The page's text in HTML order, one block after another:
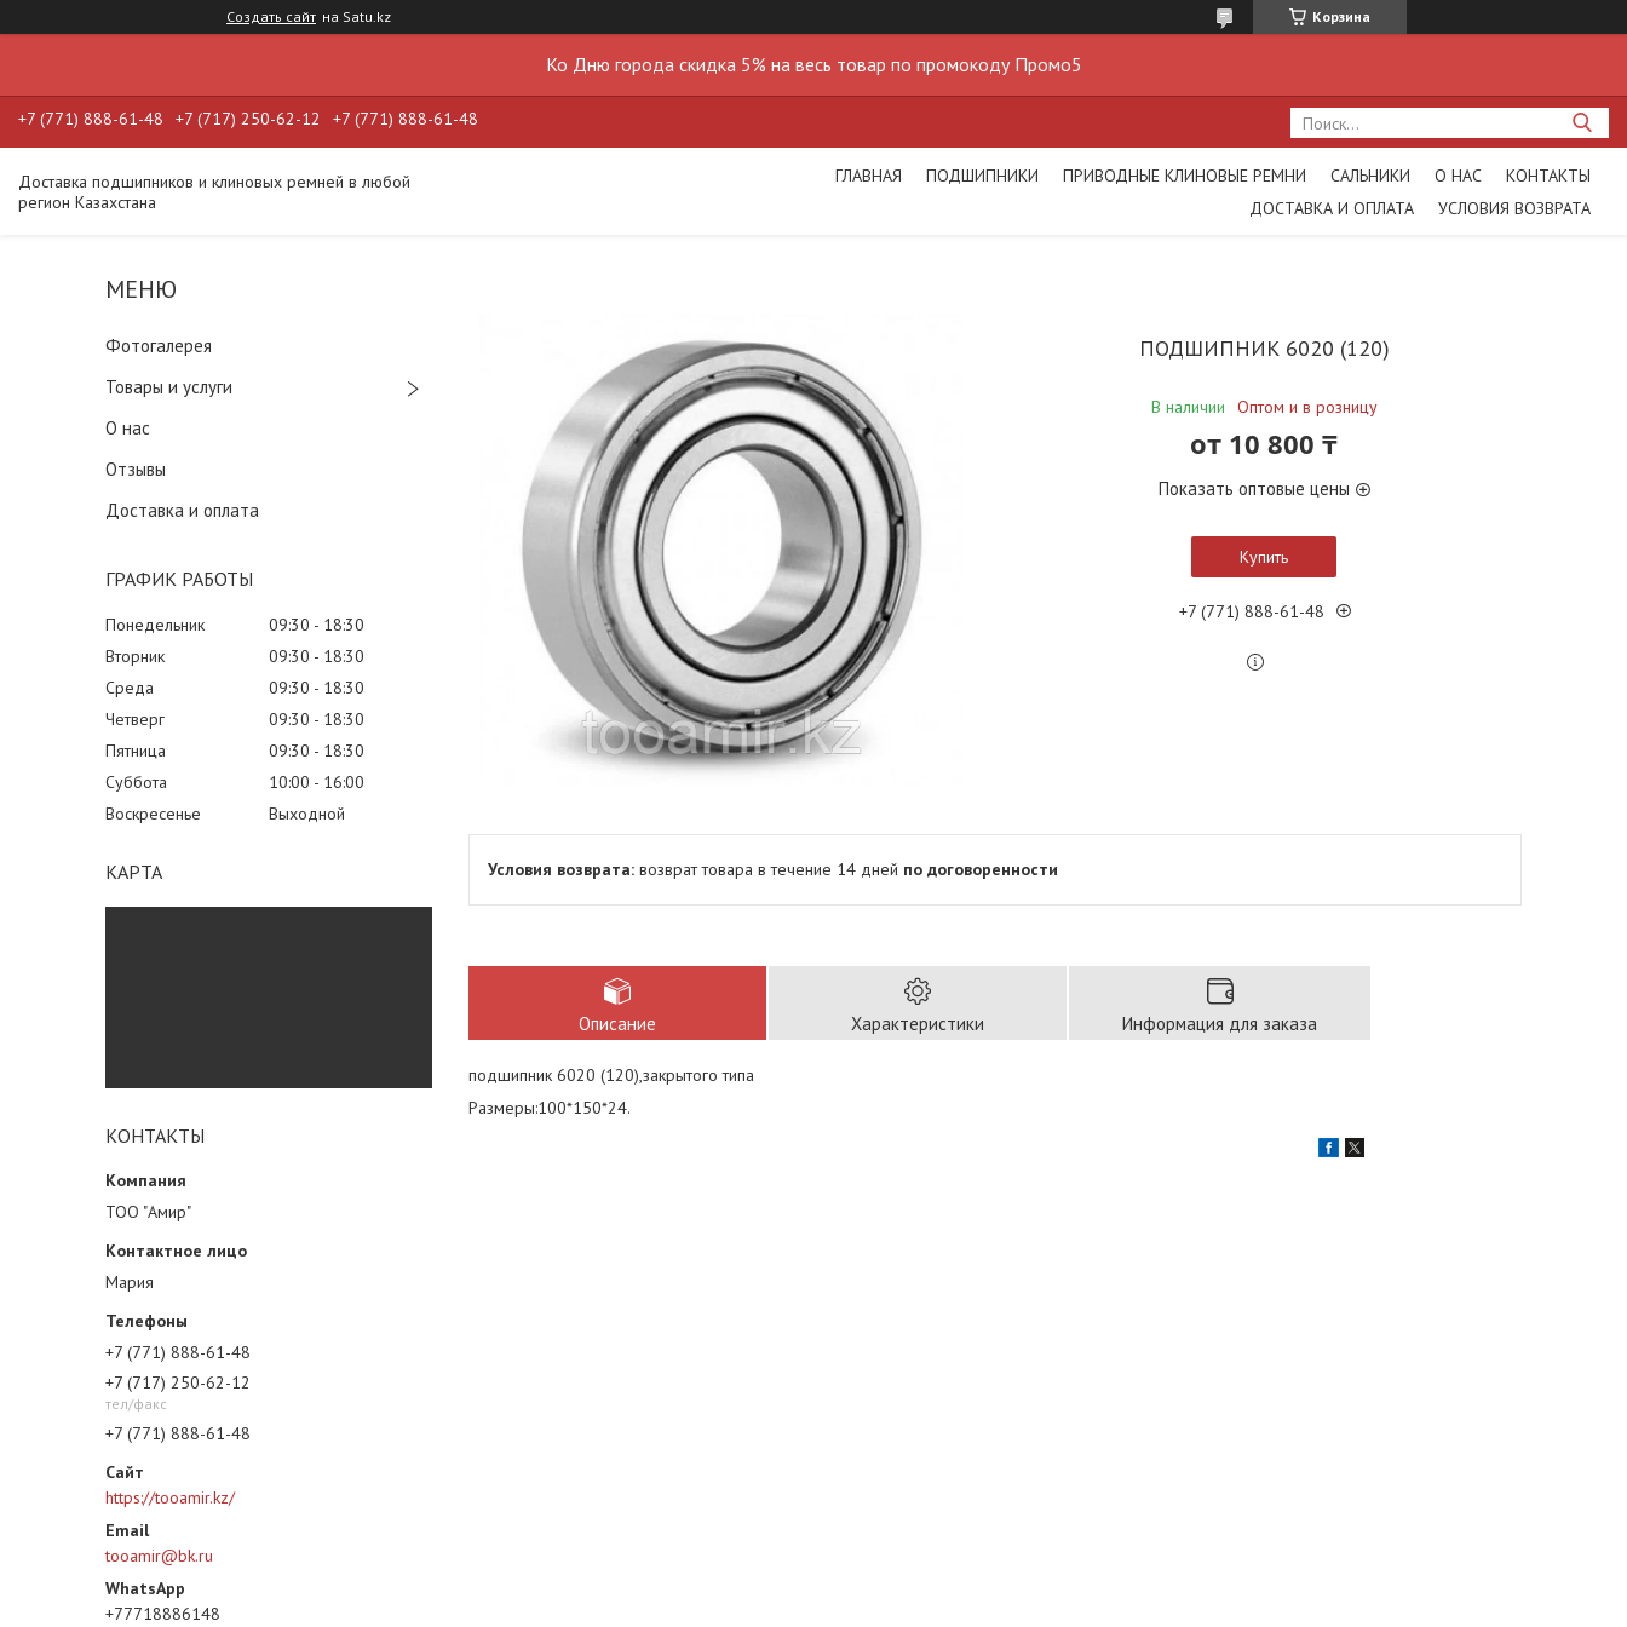
Создать сайт на Satu.kz Корзина
Ко Дню города скидка 5% на весь товар по промокоду Промо5
+7 (771) 888-61-48 +7 (717) 250-62-12 +7 (771) 888-61-48
Доставка подшипников и клиновых ремней в любой
регион Казахстана
ГЛАВНАЯ ПОДШИПНИКИ ПРИВОДНЫЕ КЛИНОВЫЕ РЕМНИ САЛЬНИКИ О НАС
КОНТАКТЫ
ДОСТАВКА И ОПЛАТА
УСЛОВИЯ ВОЗВРАТА
Фотогалерея
Товары и услуги
О нас
Отзывы
Доставка и оплата
ГРАФИК РАБОТЫ
Понедельник 09:30
18:30
Вторник
09:30
18:30
Среда
09:30
18:30
Четверг
09:30
18:30
Пятница
09:30
18:30
Суббота
10:00
16:00
Воскресенье
Выходной
КАРТА
КОНТАКТЫ
ТОО "Амир"
Мария
+7 (771) 888-61-48
+7 (717) 250-62-12
тел/факс
+7 (771) 888-61-48
https://tooamir.kz/
tooamir@bk.ru
+77718886148
ПОДШИПНИК 6020 (120)
В наличии Оптом и в розницу
от 10 800 ₸
Показать оптовые цены
Купить
+7 (771) 888-61-48
возврат товара в течение 14 дней по договоренности
Описание Характеристики Информация для заказа
подшипник 6020 (120),закрытого типа
Размеры:100*150*24.